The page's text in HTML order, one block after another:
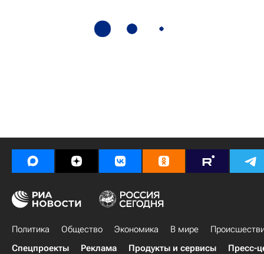
Политика Общество Экономика В мире
Спецпроекты
Реклама Продукты и сервисы Пресс-